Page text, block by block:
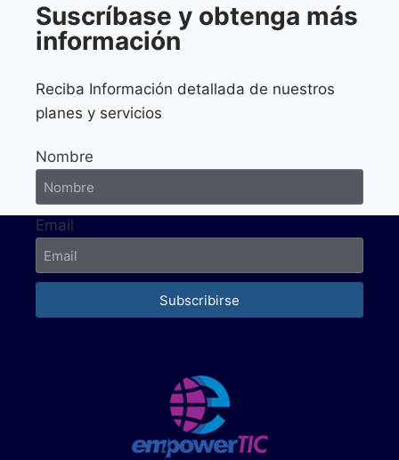
Suscríbase y obtenga más
información
Reciba Información detallada de nuestros
planes y servicios
Nombre
Email
Subscribirse